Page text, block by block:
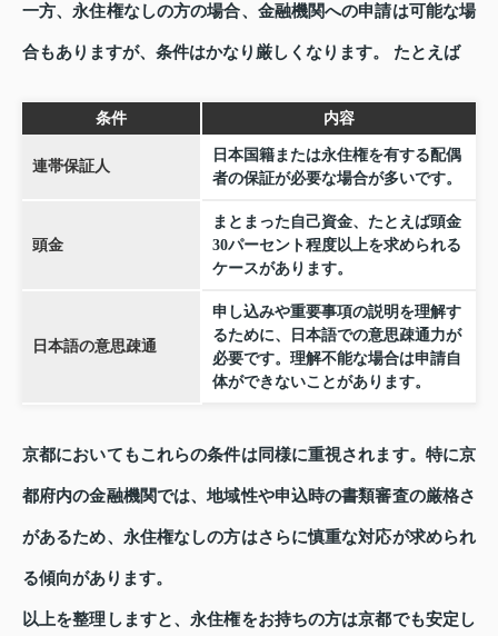
一方、永住権なしの方の場合、金融機関への申請は可能な場
合もありますが、条件はかなり厳しくなります。 たとえば
条件 内容
連帯保証人
日本国籍または永住権を有する配偶
者の保証が必要な場合が多いです。
頭金
まとまった自己資金、たとえば頭金
30パーセント程度以上を求められる
ケースがあります。
日本語の意思疎通
申し込みや重要事項の説明を理解す
るために、日本語での意思疎通力が
必要です。理解不能な場合は申請自
体ができないことがあります。
京都においてもこれらの条件は同様に重視されます。特に京
都府内の金融機関では、地域性や申込時の書類審査の厳格さ
があるため、永住権なしの方はさらに慎重な対応が求められ
る傾向があります。
以上を整理しますと、永住権をお持ちの方は京都でも安定し